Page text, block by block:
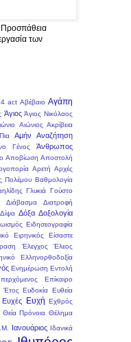
Προσπάθεια
των
act Αβέβαιο Αγάπη
Άγιος Άγιος Νικόλαος
Αιώνιος Ακρίβεια
Αμήν Αναζήτηση
Γένος Άνθρωπος
Αποβίωση Αποστολή
Αρετή Αρχές
Πολέμου Βαθμολογία
Γλυκιά Γούστο
Διάβασμα
Διατροφή
Δίψα Δόξα Δοξολογία
Ειδησεογραφία
Ειρηνικός
Είσαστε
Έλεγχος Έλεος
Ελληνορθοδοξία
Ενημέρωση Εντολή
Επίκαιρο
Έτος Ευδοκία Ευθεία
Ευχές Ευχή Εχθρός
Θεία Πρόνοια Θέλημα
Ιανουάριος Ιδανικά